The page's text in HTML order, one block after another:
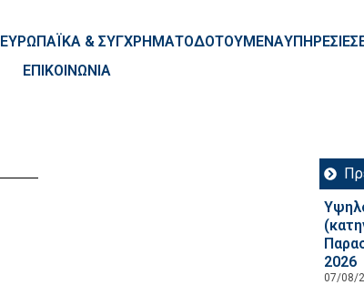
ΕΥΡΩΠΑΪΚΑ & ΣΥΓΧΡΗΜΑΤΟΔΟΤΟΥΜΕΝΑΥΠΗΡΕΣΙΕΣ
ΕΠΙΚΟΙΝΩΝΙΑ
2026
07/08/